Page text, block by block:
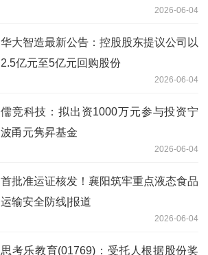
2026-06-04
华大智造最新公告：控股股东提议公司以
2.5亿元至5亿元回购股份
2026-06-04
儒竞科技：拟出资1000万元参与投资宁
波甬元隽昇基金
2026-06-04
首批准运证核发！襄阳筑牢重点液态食品
运输安全防线|报道
2026-06-04
思考乐教育(01769)：受托人根据股份奖